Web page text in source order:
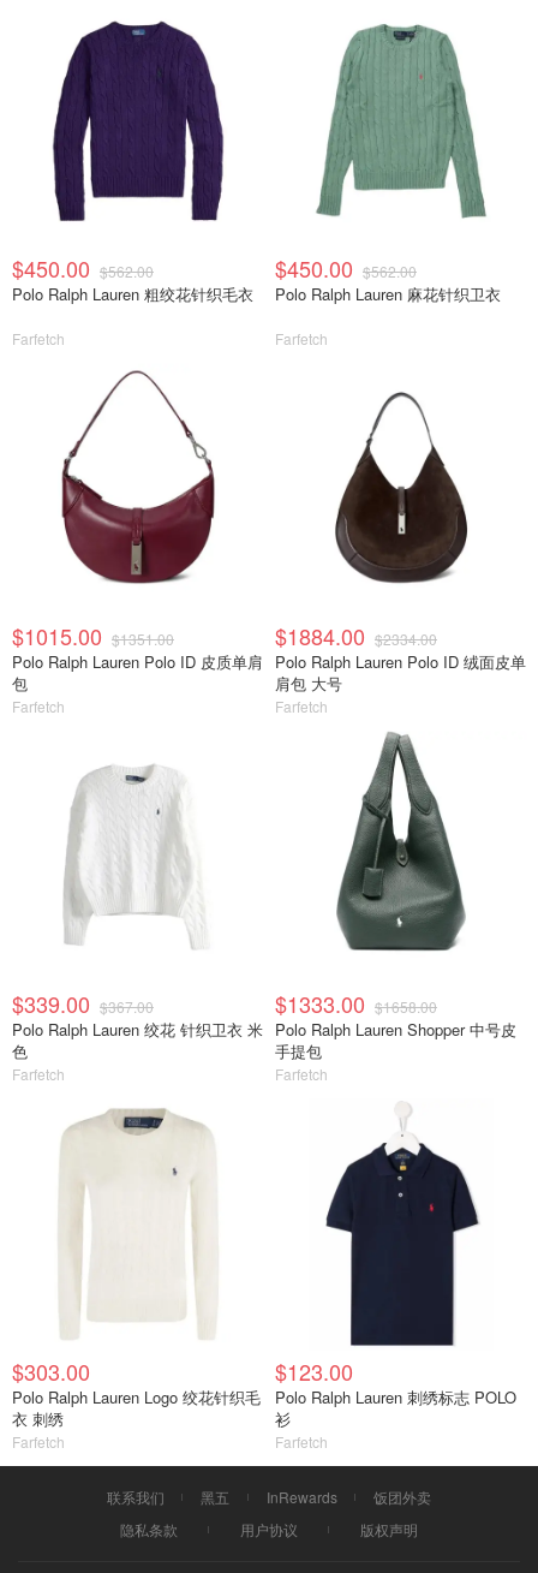
$450.00 $562.00
Polo Ralph Lauren 粗绞花针织毛衣
Farfetch
$450.00 $562.00
Polo Ralph Lauren 麻花针织卫衣
Farfetch
$1015.00 $1351.00
Polo Ralph Lauren Polo ID 皮质单肩
包
Farfetch
$1884.00 $2334.00
Polo Ralph Lauren Polo ID 绒面皮单
肩包 大号
Farfetch
$339.00 $367.00
Polo Ralph Lauren 绞花 针织卫衣 米
色
Farfetch
$1333.00 $1658.00
Polo Ralph Lauren Shopper 中号皮
手提包
Farfetch
$303.00
Polo Ralph Lauren Logo 绞花针织毛
衣 刺绣
Farfetch
$123.00
Polo Ralph Lauren 刺绣标志 POLO
衫
Farfetch
联系我们 黑五 InRewards
饭团外卖
隐私条款
用户协议 版权声明